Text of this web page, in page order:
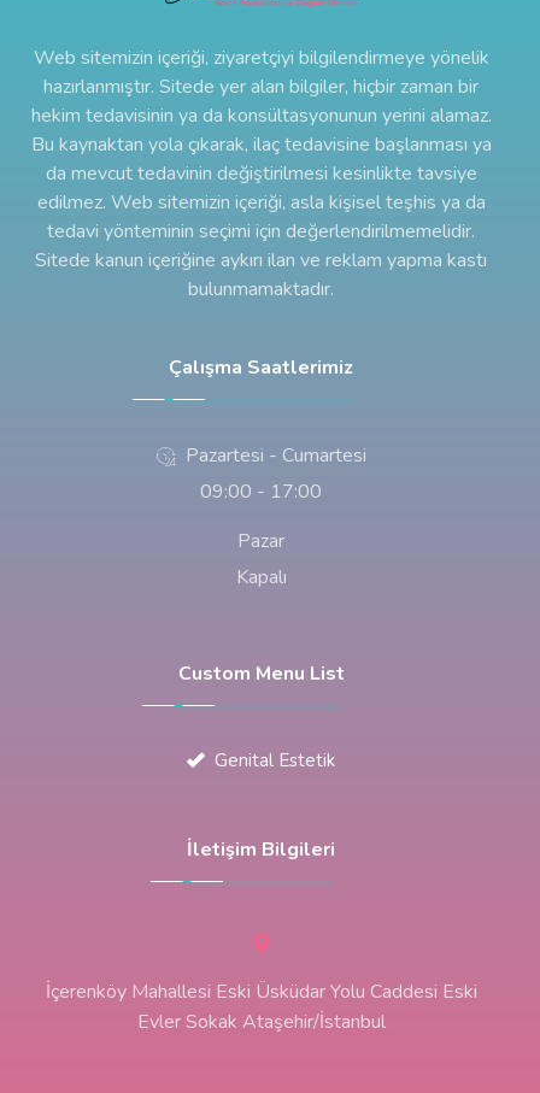
Web sitemizin içeriği, ziyaretçiyi bilgilendirmeye yönelik
hazırlanmıştır. Sitede yer alan bilgiler, hiçbir zaman bir
hekim tedavisinin ya da konsültasyonunun yerini alamaz.
Bu kaynaktan yola çıkarak, ilaç tedavisine başlanması ya
da mevcut tedavinin değiştirilmesi kesinlikte tavsiye
edilmez. Web sitemizin içeriği, asla kişisel teşhis ya da
tedavi yönteminin seçimi için değerlendirilmemelidir.
Sitede kanun içeriğine aykırı ilan ve reklam yapma kastı
bulunmamaktadır.
Çalışma Saatlerimiz
Pazartesi - Cumartesi
09:00 - 17:00
Pazar
Kapalı
Custom Menu List
Genital Estetik
İletişim Bilgileri
İçerenköy Mahallesi Eski Üsküdar Yolu Caddesi Eski
Evler Sokak Ataşehir/İstanbul